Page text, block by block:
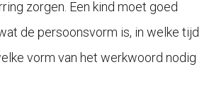
zorgen. Een kind moet goed
de persoonsvorm is, in welke tijd
vorm van het werkwoord nodig